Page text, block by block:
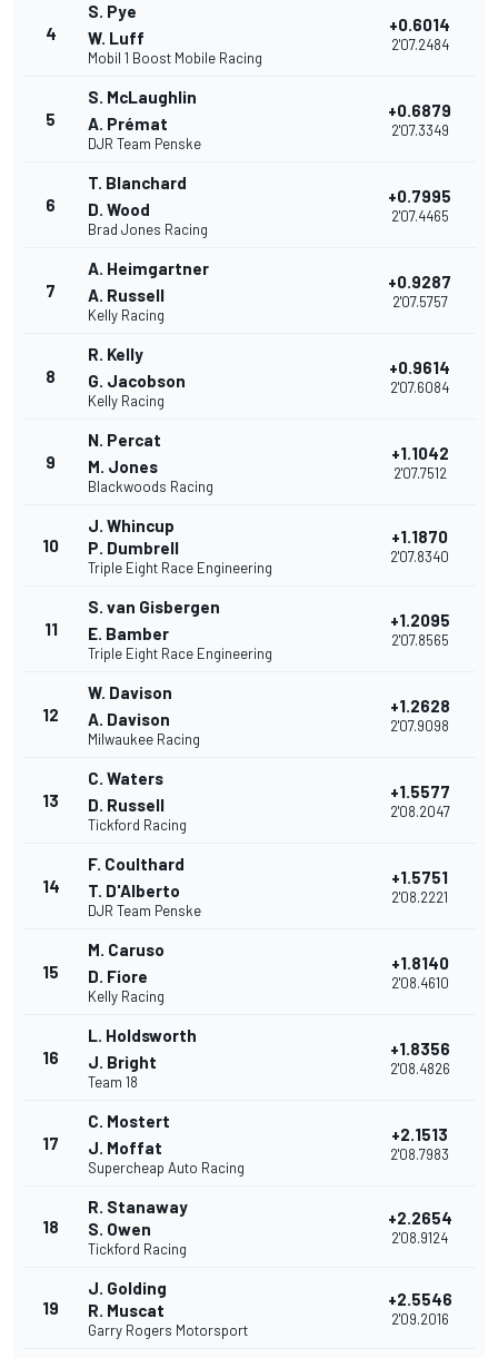
4
S. Pye
W. Luff
Mobil 1 Boost Mobile Racing
+0.6014
2'07.2484
5
S. McLaughlin
A. Prémat
DJR Team Penske
+0.6879
2'07.3349
6
T. Blanchard
D. Wood
Brad Jones Racing
+0.7995
2'07.4465
7
A. Heimgartner
A. Russell
Kelly Racing
+0.9287
2'07.5757
8
R. Kelly
G. Jacobson
Kelly Racing
+0.9614
2'07.6084
9
N. Percat
M. Jones
Blackwoods Racing
+1.1042
2'07.7512
10
J. Whincup
P. Dumbrell
Triple Eight Race Engineering
+1.1870
2'07.8340
11
S. van Gisbergen
E. Bamber
Triple Eight Race Engineering
+1.2095
2'07.8565
12
W. Davison
A. Davison
Milwaukee Racing
+1.2628
2'07.9098
13
C. Waters
D. Russell
Tickford Racing
+1.5577
2'08.2047
14
F. Coulthard
T. D'Alberto
DJR Team Penske
+1.5751
2'08.2221
15
M. Caruso
D. Fiore
Kelly Racing
+1.8140
2'08.4610
16
L. Holdsworth
J. Bright
Team 18
+1.8356
2'08.4826
17
C. Mostert
J. Moffat
Supercheap Auto Racing
+2.1513
2'08.7983
18
R. Stanaway
S. Owen
Tickford Racing
+2.2654
2'08.9124
19
J. Golding
R. Muscat
Garry Rogers Motorsport
+2.5546
2'09.2016